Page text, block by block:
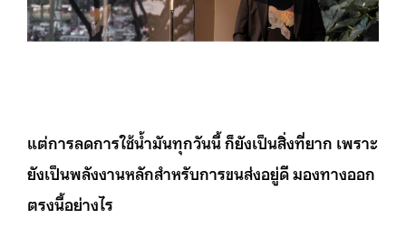
แต่การลดการใช้น้ำมันทุกวันนี้ ก็ยังเป็นสิ่งที่ยาก เพราะ
ยังเป็นพลังงานหลักสำหรับการขนส่งอยู่ดี มองทางออก
ตรงนี้อย่างไร